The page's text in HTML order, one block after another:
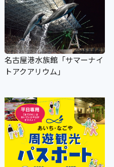
名古屋港水族館「サマーナイ
トアクアリウム」